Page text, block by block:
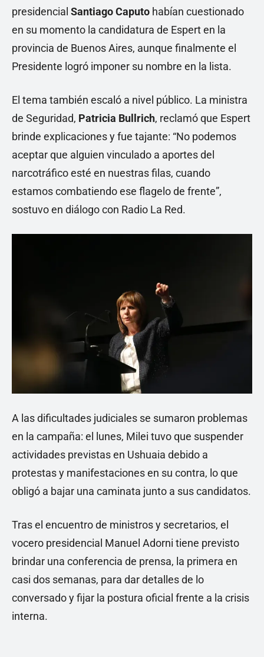
presidencial Santiago Caputo habían cuestionado
en su momento la candidatura de Espert en la
provincia de Buenos Aires, aunque finalmente el
Presidente logró imponer su nombre en la lista.
El tema también escaló a nivel público. La ministra
de Seguridad, Patricia Bullrich, reclamó que Espert
brinde explicaciones y fue tajante: “No podemos
aceptar que alguien vinculado a aportes del
narcotráfico esté en nuestras filas, cuando
estamos combatiendo ese flagelo de frente”,
sostuvo en diálogo con Radio La Red.
A las dificultades judiciales se sumaron problemas
en la campaña: el lunes, Milei tuvo que suspender
actividades previstas en Ushuaia debido a
protestas y manifestaciones en su contra, lo que
obligó a bajar una caminata junto a sus candidatos.
Tras el encuentro de ministros y secretarios, el
vocero presidencial Manuel Adorni tiene previsto
brindar una conferencia de prensa, la primera en
casi dos semanas, para dar detalles de lo
conversado y fijar la postura oficial frente a la crisis
interna.